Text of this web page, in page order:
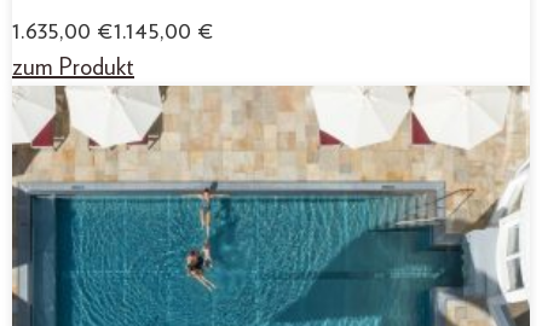
1.635,00 €1.145,00 €
zum Produkt